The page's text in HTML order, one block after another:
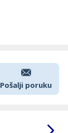
Pošalji poruku